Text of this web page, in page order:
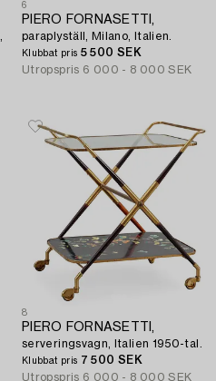
6
PIERO FORNASETTI,
paraplyställ, Milano, Italien.
Klubbat pris 5 500 SEK
Utropspris 6 000 - 8 000 SEK
8
PIERO FORNASETTI,
serveringsvagn, Italien 1950-tal.
Klubbat pris 7 500 SEK
Utropspris 6 000 - 8 000 SEK